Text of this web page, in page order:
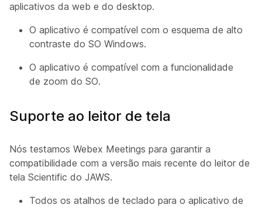
aplicativos da web e do desktop.
O aplicativo é compatível com o esquema de alto
contraste do SO Windows.
O aplicativo é compatível com a funcionalidade
de zoom do SO.
Suporte ao leitor de tela
Nós testamos Webex Meetings para garantir a
compatibilidade com a versão mais recente do leitor de
tela Scientific do JAWS.
Todos os atalhos de teclado para o aplicativo de